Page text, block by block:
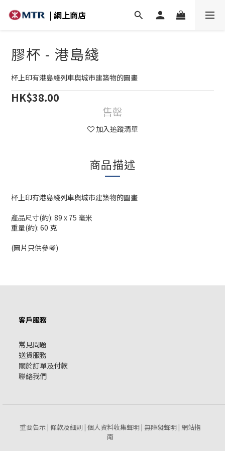
| 網上商店
膠杯 - 港島綫
杯上印有港島綫列車與城市建築物的圖畫
HK$38.00
售罄
加入追蹤清單
商品描述
杯上印有港島綫列車與城市建築物的圖畫
產品尺寸(約): 89 x 75 毫米
重量(約): 60 克
(圖片只供參考)
客戶服務
常見問題
送貨服務
關於訂單及付款
聯絡我們
重要告示| 條款及細則 | 個人資料收集聲明| 無障礙聲明| 網站指
南